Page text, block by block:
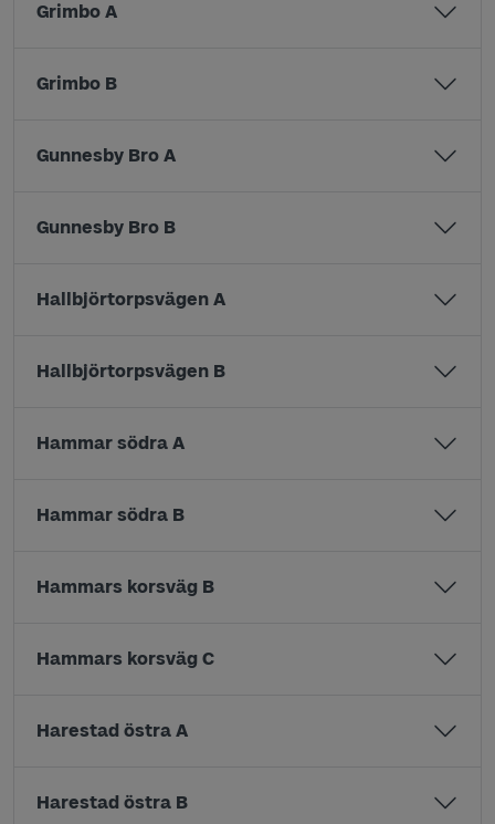
Grimbo A
Grimbo B
Gunnesby Bro A
Gunnesby Bro B
Hallbjörtorpsvägen A
Hallbjörtorpsvägen B
Hammar södra A
Hammar södra B
Hammars korsväg B
Hammars korsväg C
Harestad östra A
Harestad östra B